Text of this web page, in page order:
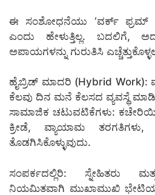
ಈ ಸಂಶೋಧನೆಯು ‘ವರ್ಕ್ ಫ್ರಮ್
ಎಂದು ಹೇಳುತ್ತಿಲ್ಲ. ಬದಲಿಗೆ,
ಅಪಾಯಗಳನ್ನು ಗುರುತಿಸಿ
ಹೈಬ್ರಿಡ್ ಮಾದರಿ (Hybrid Work):
ಕೆಲವು ದಿನ ಮನೆ ಕೆಲಸದ ವ್ಯವಸ್ಥೆ
ಸಾಮಾಜಿಕ ಚಟುವಟಿಕೆಗಳು:
ಕ್ರೀಡೆ, ವ್ಯಾಯಾಮ ತರಗತಿಗಳು,
ತೊಡಗಿಸಿಕೊಳ್ಳುವುದು.
ಸಂಪರ್ಕದಲ್ಲಿರಿ: ಸ್ನೇಹಿತರು
ನಿಯಮಿತವಾಗಿ ಮುಖಾಮುಖಿ